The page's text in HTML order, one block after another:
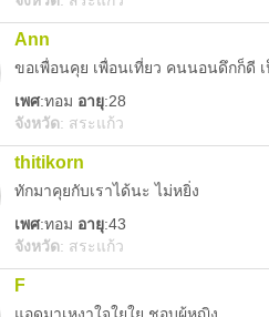
Ann
ขอเพื่อนคุย เพื่อนเที่ยว คนนอนดึกก็ดี
เพศ:ทอม อายุ:28
จังหวัด: สระแก้ว
thitikorn
ทักมาคุยกับเราได้นะ ไม่หยิ่ง
เพศ:ทอม อายุ:43
จังหวัด: สระแก้ว
F